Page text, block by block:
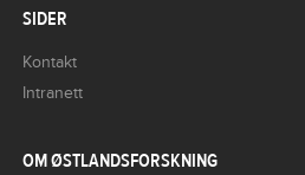
SIDER
Kontakt
Intranett
OM ØSTLANDSFORSKNING